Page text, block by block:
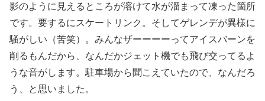
影のように見えるところが溶けて水が溜まって凍った箇所
です。要するにスケートリンク。そしてゲレンデが異様に
騒がしい（苦笑）。みんなザーーーーってアイスバーンを
削るもんだから、なんだかジェット機でも飛び交ってるよ
うな音がします。駐車場から聞こえていたので、なんだろ
う、と思いました。